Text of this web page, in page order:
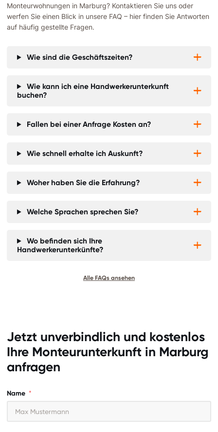
Monteurwohnungen in Marburg? Kontaktieren Sie uns oder
werfen Sie einen Blick in unsere FAQ – hier finden Sie Antworten
auf häufig gestellte Fragen.
Wie sind die Geschäftszeiten? 

Wie kann ich eine Handwerkerunterkunft
buchen?


Fallen bei einer Anfrage Kosten an? 

Wie schnell erhalte ich Auskunft? 

Woher haben Sie die Erfahrung? 

Welche Sprachen sprechen Sie? 

Wo befinden sich Ihre
Handwerkerunterkünfte?


Alle FAQs ansehen
Jetzt unverbindlich und kostenlos
Ihre Monteurunterkunft in Marburg
anfragen
Name